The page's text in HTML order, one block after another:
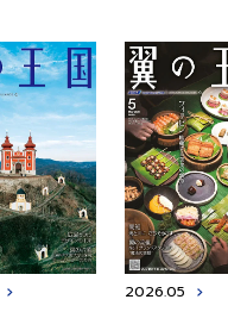
2026.05